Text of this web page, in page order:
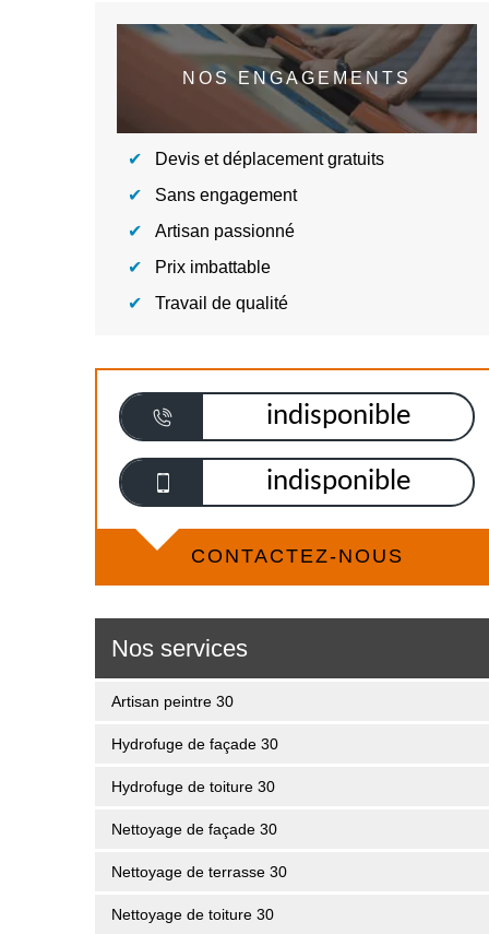
NOS ENGAGEMENTS
Devis et déplacement gratuits
Sans engagement
Artisan passionné
Prix imbattable
Travail de qualité
indisponible
indisponible
CONTACTEZ-NOUS
Nos services
Artisan peintre 30
Hydrofuge de façade 30
Hydrofuge de toiture 30
Nettoyage de façade 30
Nettoyage de terrasse 30
Nettoyage de toiture 30